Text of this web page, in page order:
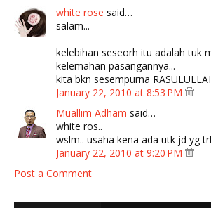
white rose said…
salam...
kelebihan seseorh itu adalah tuk
kelemahan pasangannya...
kita bkn sesempurna
January 22, 2010 at 8:53 PM
Muallim Adham said…
white ros..
wslm.. usaha kena ada utk jd yg
January 22, 2010 at 9:20 PM
Post a Comment